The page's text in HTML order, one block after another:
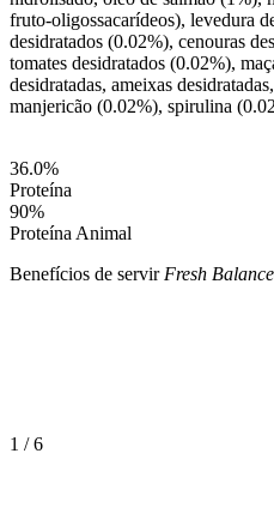
fruto-oligossacarídeos), levedura
desidratados (0.02%), cenouras
tomates desidratados (0.02%),
desidratadas, ameixas
manjericão (0.02%), spirulina
36.0%
Proteína
90%
Proteína Animal
Benefícios de servir Fresh
1 /6